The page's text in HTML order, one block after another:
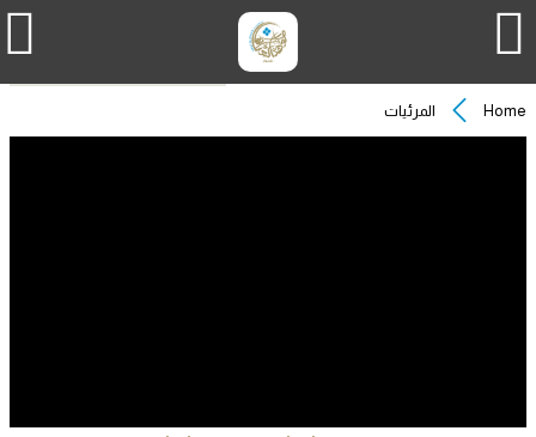
Home المرئيات